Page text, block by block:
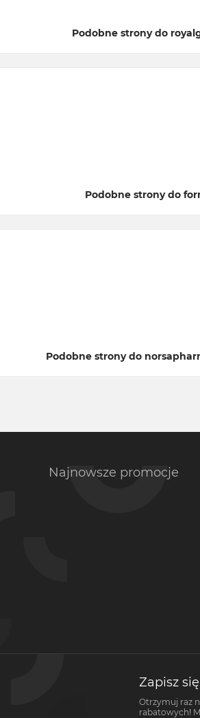
Podobne strony do
Podobne strony do
Podobne strony do
Najnowsze promocje
Zapisz
Otrzymuj raz
rabatowych!